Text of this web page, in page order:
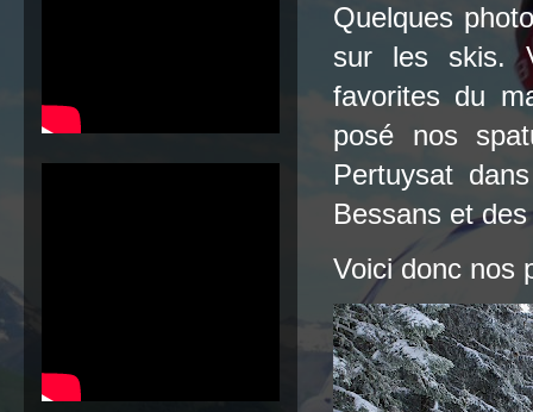
Quelques
sur les skis.
favorites du
posé nos
Pertuysat
Bessans et
Voici donc nos